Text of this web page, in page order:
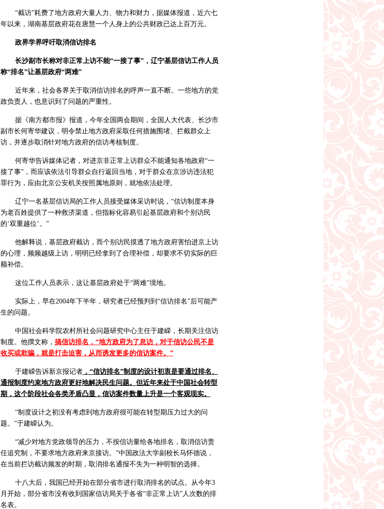
“截访”耗费了地方政府大量人力、物力和财力，据媒体报道，近六七
年以来，湖南基层政府花在唐慧一个人身上的公共财政已达上百万元。
政界学界呼吁取消信访排名
长沙副市长称对非正常上访不能“一接了事”，辽宁基层信访工作人员
称“排名”让基层政府“两难”
近年来，社会各界关于取消信访排名的呼声一直不断。一些地方的党
政负责人，也意识到了问题的严重性。
据《南方都市报》报道，今年全国两会期间，全国人大代表、长沙市
副市长何寄华建议，明令禁止地方政府采取任何措施围堵、拦截群众上
访，并逐步取消针对地方政府的信访考核制度。
何寄华告诉媒体记者，对进京非正常上访群众不能通知各地政府“一
接了事”，而应该依法引导群众自行返回当地，对于群众在京涉访违法犯
罪行为，应由北京公安机关按照属地原则，就地依法处理。
辽宁一名基层信访局的工作人员接受媒体采访时说，“信访制度本身
为老百姓提供了一种救济渠道，但指标化容易引起基层政府和个别访民
的‘双重越位’。”
他解释说，基层政府截访，而个别访民摸透了地方政府害怕进京上访
的心理，频频越级上访，明明已经拿到了合理补偿，却要求不切实际的巨
额补偿。
这位工作人员表示，这让基层政府处于“两难”境地。
实际上，早在2004年下半年，研究者已经预判到“信访排名”后可能产
生的问题。
中国社会科学院农村所社会问题研究中心主任于建嵘，长期关注信访
制度。他撰文称， 搞信访排名，“地方政府为了息访，对于信访公民不是
收买或欺骗，就是打击迫害，从而诱发更多的信访案件。”
于建嵘告诉新京报记者，“信访排名”制度的设计初衷是要通过排名、
通报制度约束地方政府更好地解决民生问题。但近年来处于中国社会转型
期，这个阶段社会各类矛盾凸显，信访案件数量上升是一个客观现实。
“制度设计之初没有考虑到地方政府很可能在转型期压力过大的问
题。”于建嵘认为。
“减少对地方党政领导的压力，不按信访量给各地排名，取消信访责
任追究制，不要求地方政府来京接访。”中国政法大学副校长马怀德说，
在当前拦访截访频发的时期，取消排名通报不失为一种明智的选择。
十八大后，我国已经开始在部分省市进行取消排名的试点。从今年3
月开始，部分省市没有收到国家信访局关于各省“非正常上访”人次数的排
名表。